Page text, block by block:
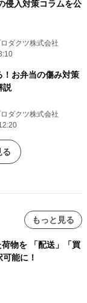
侵入対策コラムを公
ダクツ株式会社
お弁当の傷み対策
説
ダクツ株式会社
る
もっと見る
物を 「配送」「買
能に！